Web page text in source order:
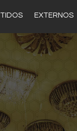
EXTERNOS